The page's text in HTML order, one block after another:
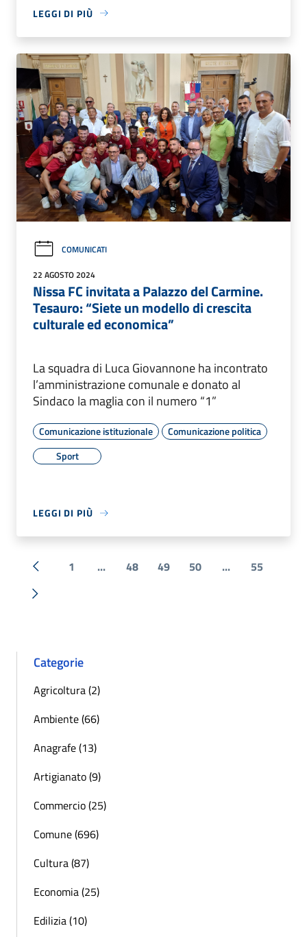
LEGGI DI PIÙ
COMUNICATI
22 AGOSTO 2024
Nissa FC invitata a Palazzo del Carmine.
Tesauro: “Siete un modello di crescita
culturale ed economica”
La squadra di Luca Giovannone ha incontrato
l’amministrazione comunale e donato al
Sindaco la maglia con il numero “1”
Comunicazione istituzionale
Comunicazione politica
Sport
LEGGI DI PIÙ
« Precedente
1 ... 48 49 50 ... 55
Successiva »
Categorie
Agricoltura (2)
Ambiente (66)
Anagrafe (13)
Artigianato (9)
Commercio (25)
Comune (696)
Cultura (87)
Economia (25)
Edilizia (10)